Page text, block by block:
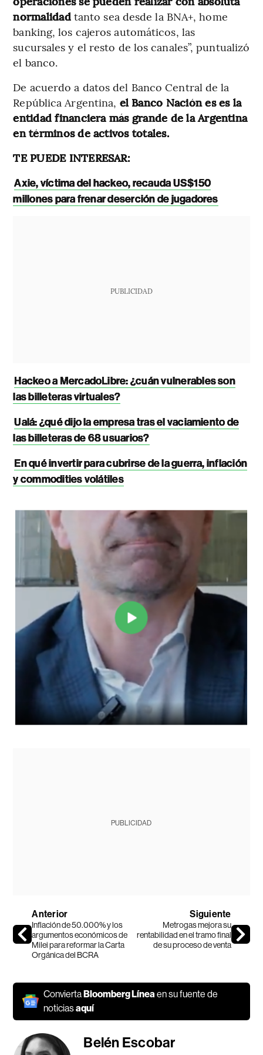
normalidadtanto sea desde la BNA+, home
banking, los cajeros automáticos, las
sucursales y el resto de los canales”, puntualizó
el banco.
De acuerdo a datos del Banco Central de la
República Argentina, el Banco Nación es es la
entidad financiera más grande de la Argentina
en términos de activos totales.
TE PUEDE INTERESAR:
Axie, víctima del hackeo, recauda US$150
millones para frenar deserción de jugadores
PUBLICIDAD
Hackeo a MercadoLibre: ¿cuán vulnerables son
las billeteras virtuales?
Ualá: ¿qué dijo la empresa tras el vaciamiento de
las billeteras de 68 usuarios?
En qué invertir para cubrirse de la guerra, inflación
y commodities volátiles
PUBLICIDAD
Anterior
Inflación de 50.000% y los
argumentos económicos de
Milei para reformar la Carta
Orgánica del BCRA
Siguiente
Metrogas mejora su
rentabilidad en el tramo final
de su proceso de venta
ConviertaBloomberg Línea en su fuente de
noticiasaquí
Belén Escobar